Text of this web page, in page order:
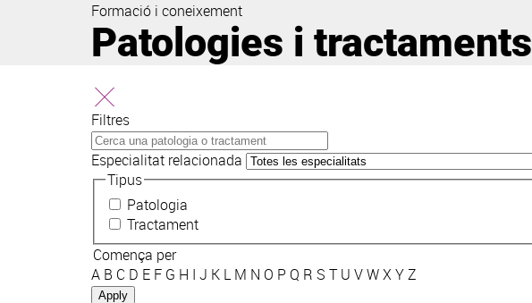
Formació i coneixement
Patologies i tractaments
Filtres
Especialitat relacionada
Tipus
Patologia
Tractament
Comença per
A B C D E F G H I J K L M N O P Q R S T U VWXYZ